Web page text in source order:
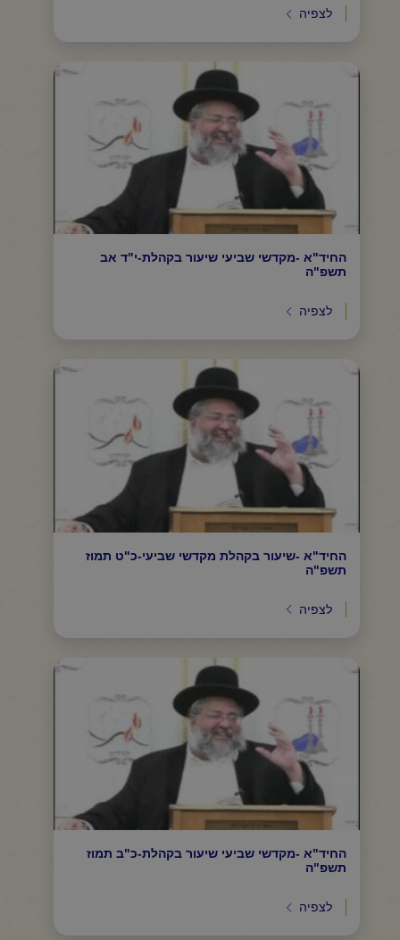
לצפיה
החיד"א -מקדשי שביעי שיעור בקהלת-י"ד אב
תשפ"ה
לצפיה
החיד"א -שיעור בקהלת מקדשי שביעי-כ"ט תמוז
תשפ"ה
לצפיה
החיד"א -מקדשי שביעי שיעור בקהלת-כ"ב תמוז
תשפ"ה
לצפיה